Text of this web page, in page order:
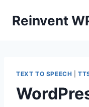
Reinvent
TEXT TO SPEECH |